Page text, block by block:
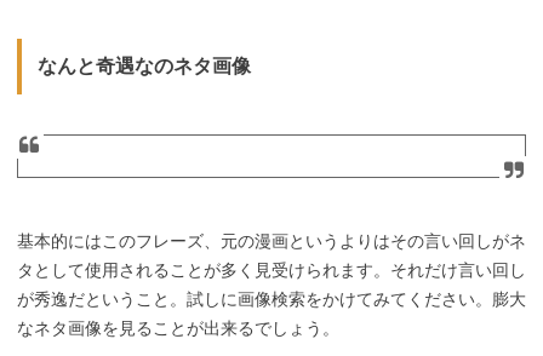
なんと奇遇なのネタ画像
基本的にはこのフレーズ、元の漫画というよりはその言い回しがネ
タとして使用されることが多く見受けられます。それだけ言い回し
が秀逸だということ。試しに画像検索をかけてみてください。膨大
なネタ画像を見ることが出来るでしょう。